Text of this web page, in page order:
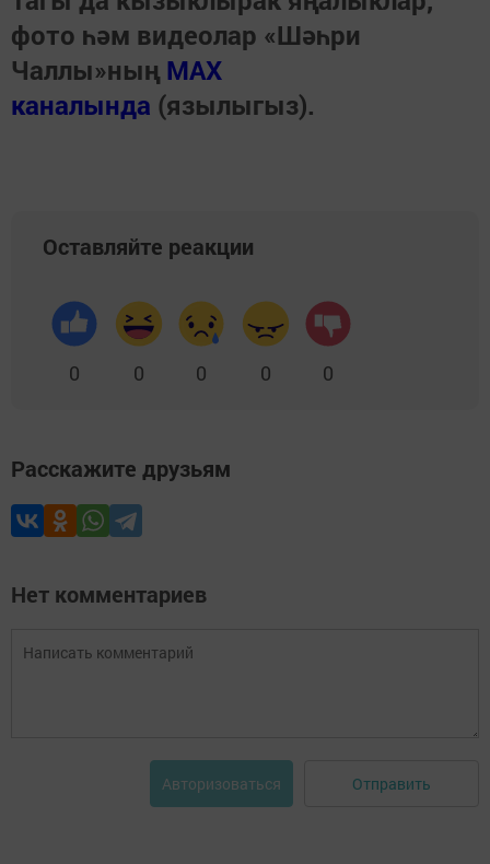
фото һәм видеолар «Шәһри
Чаллы»ның MAX
каналында (язылыгыз).
Оставляйте реакции
0 0 0 0 0
Расскажите друзьям
Нет комментариев
Авторизоваться Отправить